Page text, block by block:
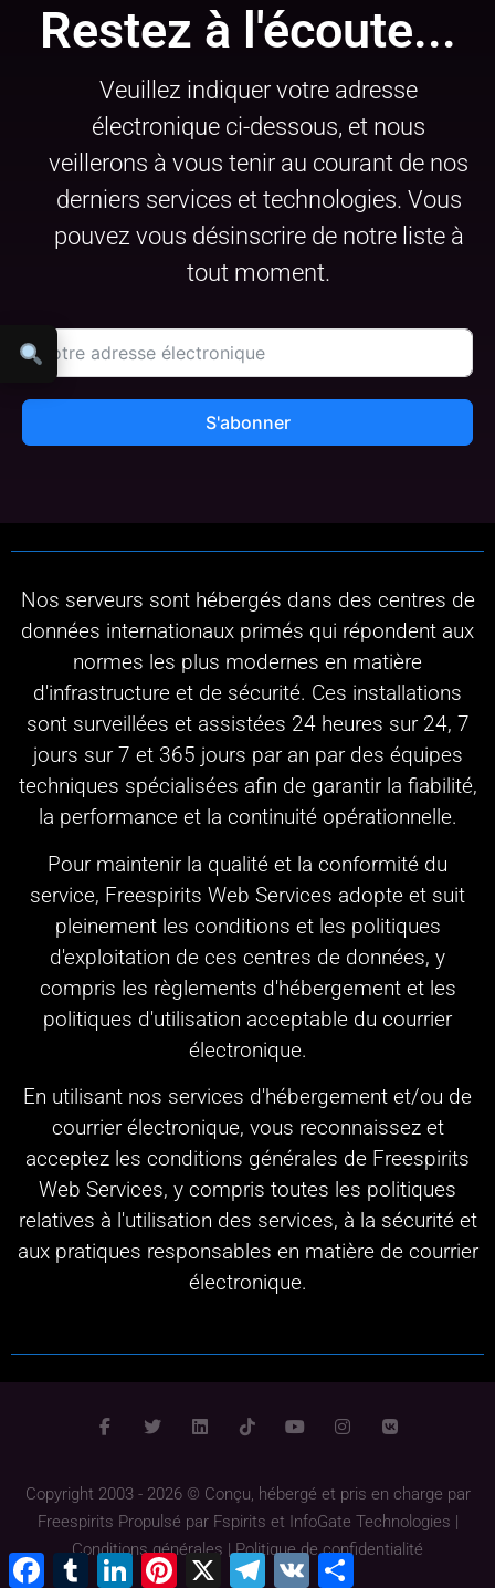
Restez à l'écoute...
Veuillez indiquer votre adresse
électronique ci-dessous, et nous
veillerons à vous tenir au courant de nos
derniers services et technologies. Vous
pouvez vous désinscrire de notre liste à
tout moment.
S'abonner
Nos serveurs sont hébergés dans des centres de
données internationaux primés qui répondent aux
normes les plus modernes en matière
d'infrastructure et de sécurité. Ces installations
sont surveillées et assistées 24 heures sur 24, 7
jours sur 7 et 365 jours par an par des équipes
techniques spécialisées afin de garantir la fiabilité,
la performance et la continuité opérationnelle.
Pour maintenir la qualité et la conformité du
service, Freespirits Web Services adopte et suit
pleinement les conditions et les politiques
d'exploitation de ces centres de données, y
compris les règlements d'hébergement et les
politiques d'utilisation acceptable du courrier
électronique.
En utilisant nos services d'hébergement et/ou de
courrier électronique, vous reconnaissez et
acceptez les conditions générales de Freespirits
Web Services, y compris toutes les politiques
relatives à l'utilisation des services, à la sécurité et
aux pratiques responsables en matière de courrier
électronique.
Copyright 2003 - 2026 © Conçu, hébergé et pris en charge par
Freespirits Propulsé par Fspirits et InfoGate Technologies |
Conditions générales |Politique de confidentialité
Facebook
TumblrLinkedInPinterest
X Télégramme
VK Partager